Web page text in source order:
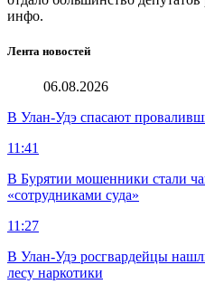
инфо.
Лента новостей
06.08.2026
В Улан-Удэ спасают
11:41
В Бурятии мошенники стали
«сотрудниками суда»
11:27
В Улан-Удэ росгвардейцы
лесу наркотики